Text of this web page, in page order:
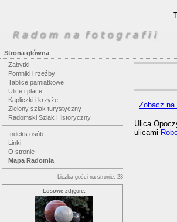
Strona główna
Zabytki
Pomniki i rzeźby
Tablice pamiątkowe
Ulice i place
Kapliczki i krzyże
Zielony szlak turystyczny
Radomski Szlak Historyczny
Indeks osób
Linki
O stronie
Mapa Radomia
Liczba gości na stronie: 23
Losowe zdjęcie:
Zobacz na
Ulica
ulicami